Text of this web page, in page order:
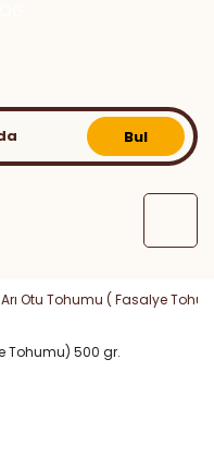
Bul
Arı Otu Tohumu ( Fasalye